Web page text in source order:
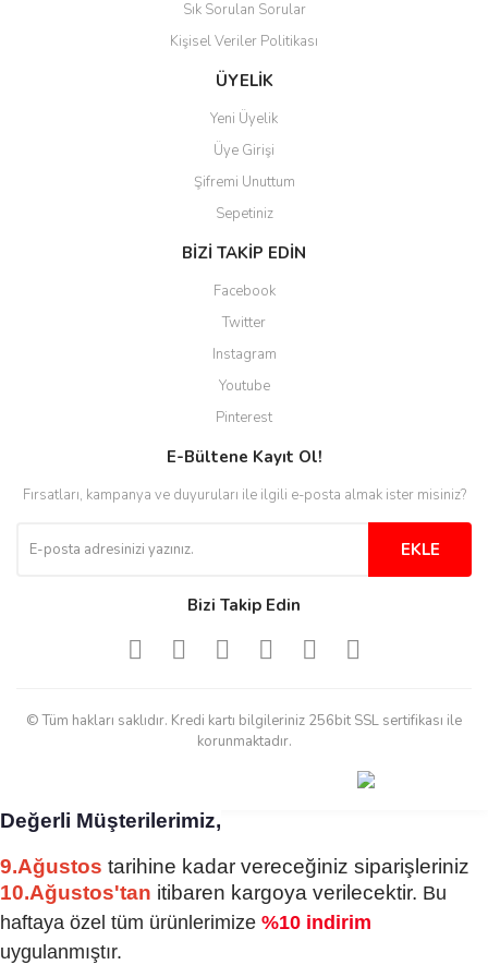
kolaylaşıyor. Yani site de
hazırlanmış çok düzenli bir site.
derecede beğendim
Kolay ve hizli alisveris
Deneyimini Paylaş
Sık Sorulan Sorular
Kişisel Veriler Politikası
ÜYELİK
Yeni Üyelik
Üye Girişi
Şifremi Unuttum
Sepetiniz
BİZİ TAKİP EDİN
Facebook
Twitter
Instagram
Youtube
Pinterest
E-Bültene Kayıt Ol!
Fırsatları, kampanya ve duyuruları ile ilgili e-posta almak ister misiniz?
EKLE
Bizi Takip Edin
© Tüm hakları saklıdır. Kredi kartı bilgileriniz 256bit SSL sertifikası ile
korunmaktadır.
Değerli Müşterilerimiz,
9.Ağustos tarihine kadar vereceğiniz siparişleriniz
10.Ağustos'tan itibaren kargoya verilecektir. Bu
haftaya özel tüm ürünlerimize %10 indirim
uygulanmıştır.